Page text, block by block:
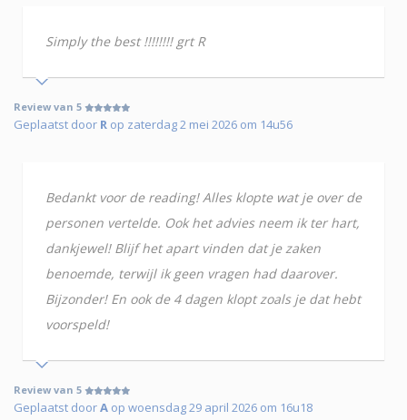
Simply the best !!!!!!!! grt R
Review van 5
Geplaatst door R op zaterdag 2 mei 2026 om 14u56
Bedankt voor de reading! Alles klopte wat je over de
personen vertelde. Ook het advies neem ik ter hart,
dankjewel! Blijf het apart vinden dat je zaken
benoemde, terwijl ik geen vragen had daarover.
Bijzonder! En ook de 4 dagen klopt zoals je dat hebt
voorspeld!
Review van 5
Geplaatst doorA op woensdag 29 april 2026 om 16u18